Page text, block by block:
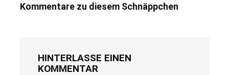
Kommentare zu diesem Schnäppchen
HINTERLASSE EINEN
KOMMENTAR